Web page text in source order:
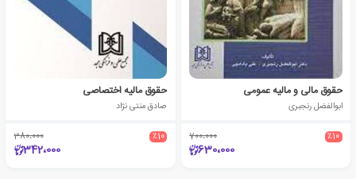
حقوق مالی و مالیه عمومی
ابوالفضل رنجبری
٪10 700،000
630،000
حقوق مالیه اختصاصی
صادق منتی نژاد
٪10 380،000
342،000